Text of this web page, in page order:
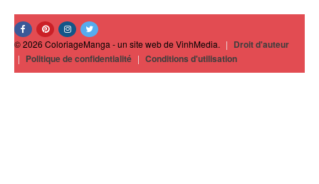
© 2026 ColoriageManga - un site web de VinhMedia. | Droit d'auteur
| Politique de confidentialité | Conditions d'utilisation